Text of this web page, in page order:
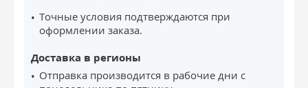
Точные условия подтверждаются при
оформлении заказа.
Доставка в регионы
Отправка производится в рабочие дни с